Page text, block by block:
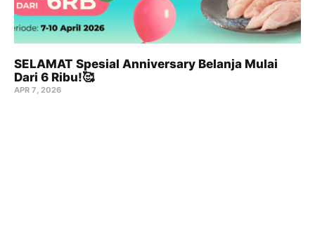
SELAMAT Spesial Anniversary Belanja Mulai
Dari 6 Ribu!🥰
APR 7, 2026